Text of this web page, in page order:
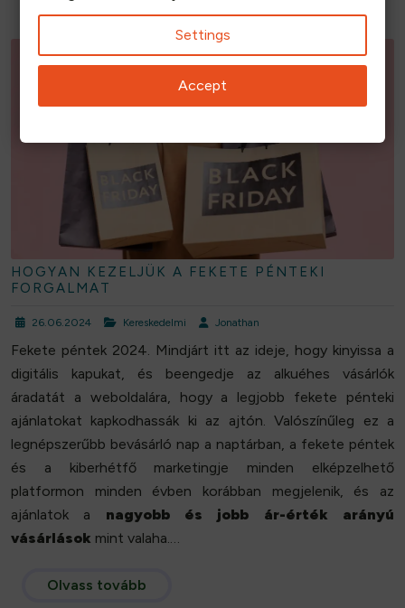
HOGYAN KEZELJÜK A FEKETE PÉNTEKI
FORGALMAT
26.06.2024 Kereskedelmi Jonathan
Fekete péntek 2024. Mindjárt itt az ideje, hogy kinyissa a
digitális kapukat, és beengedje az alkuéhes vásárlók
áradatát a weboldalára, hogy a legjobb fekete pénteki
ajánlatokat kapkodhassák ki az ajtón. Valószínűleg ez a
legnépszerűbb bevásárló nap a naptárban, a fekete péntek
és a kiberhétfő marketingje minden elképzelhető
platformon minden évben korábban megjelenik, és az
ajánlatok a nagyobb és jobb ár-érték arányú
vásárlások mint valaha.…
Olvass tovább
Settings
Accept